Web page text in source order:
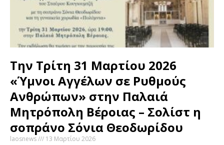
Την Τρίτη 31 Μαρτίου 2026
«Ύμνοι Αγγέλων σε Ρυθμούς
Ανθρώπων» στην Παλαιά
Μητρόπολη Βέροιας – Σολίστ η
σοπράνο Σόνια Θεοδωρίδου
laosnews 13 Μαρτίου 2026